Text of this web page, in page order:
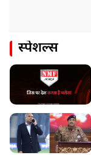
स्पेशल्स